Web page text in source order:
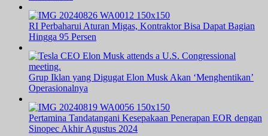
RI Perbaharui Aturan Migas, Kontraktor Bisa Dapat Bagian
Hingga 95 Persen
Grup Iklan yang Digugat Elon Musk Akan ‘Menghentikan’
Operasionalnya
Pertamina Tandatangani Kesepakaan Penerapan EOR dengan
Sinopec Akhir Agustus 2024